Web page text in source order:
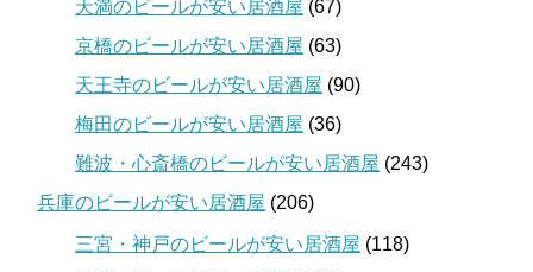
天満のビールが安い居酒屋 (67)
京橋のビールが安い居酒屋 (63)
天王寺のビールが安い居酒屋 (90)
梅田のビールが安い居酒屋 (36)
難波・心斎橋のビールが安い居酒屋 (243)
兵庫のビールが安い居酒屋 (206)
三宮・神戸のビールが安い居酒屋 (118)